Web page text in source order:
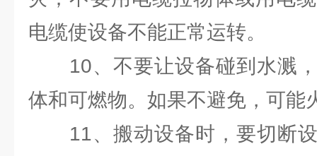
电缆使设备不能正常运转。
10、不要让设备碰到水溅，
体和可燃物。如果不避免，可能
11、搬动设备时，要切断设